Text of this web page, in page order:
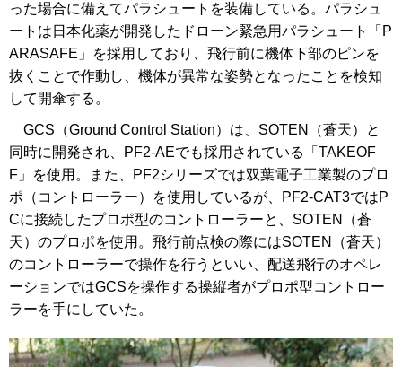
った場合に備えてパラシュートを装備している。パラシュ
ートは日本化薬が開発したドローン緊急用パラシュート「P
ARASAFE」を採用しており、飛行前に機体下部のピンを
抜くことで作動し、機体が異常な姿勢となったことを検知
して開傘する。
GCS（Ground Control Station）は、SOTEN（蒼天）と
同時に開発され、PF2-AEでも採用されている「TAKEOF
F」を使用。また、PF2シリーズでは双葉電子工業製のプロ
ポ（コントローラー）を使用しているが、PF2-CAT3ではP
Cに接続したプロポ型のコントローラーと、SOTEN（蒼
天）のプロポを使用。飛行前点検の際にはSOTEN（蒼天）
のコントローラーで操作を行うといい、配送飛行のオペレ
ーションではGCSを操作する操縦者がプロポ型コントロー
ラーを手にしていた。